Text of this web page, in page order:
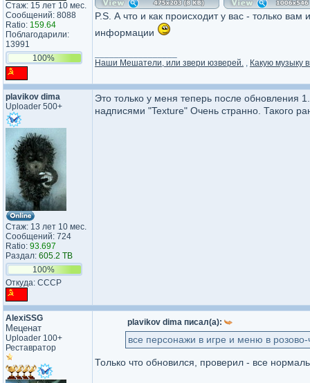
Стаж: 15 лет 10 мес.
Сообщений: 8088
Ratio: 159.64
Поблагодарили:
13991
100%
P.S. А что и как происходит у вас - только
информации
Наши Мешатели, или звери юзверей. , Какую музыку
plavikov dima
Uploader 500+
Стаж: 13 лет 10 мес.
Сообщений: 724
Ratio: 93.697
Раздал: 605.2 TB
100%
Откуда: СССР
Это только у меня теперь после обновления
надписями "Texture" Очень странно. Такого
AlexiSSG
Меценат
Uploader 100+
Реставратор
plavikov dima писал(а):
все персонажи в игре и меню в
Только что обновился, проверил - все